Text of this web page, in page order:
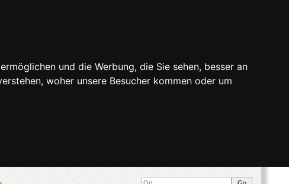
und die Werbung, die Sie sehen, besser an
woher unsere Besucher kommen oder um